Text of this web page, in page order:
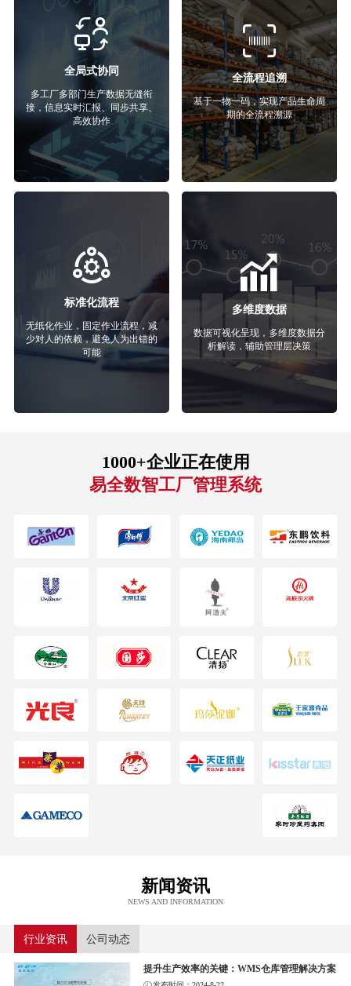
全局式协同
多工厂多部门生产数据无缝衔
接，信息实时汇报、同步共享、
高效协作
全流程追溯
基于一物一码，实现产品生命周
期的全流程溯源
标准化流程
无纸化作业，固定作业流程，减
少对人的依赖，避免人为出错的
可能
多维度数据
数据可视化呈现，多维度数据分
析解读，辅助管理层决策
1000+企业正在使用
易全数智工厂管理系统
新闻资讯
NEWS AND INFORMATION
行业资讯 公司动态
提升生产效率的关键：WMS仓库管理解决方案